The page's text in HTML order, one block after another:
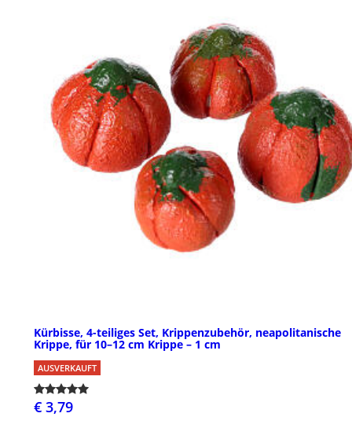
Kürbisse, 4-teiliges Set, Krippenzubehör, neapolitanische
Krippe, für 10–12 cm Krippe – 1 cm
AUSVERKAUFT
€ 3,79